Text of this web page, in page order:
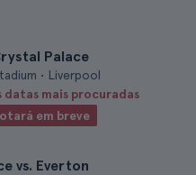
Palace
• Liverpool
datas mais procuradas
em breve
vs. Everton